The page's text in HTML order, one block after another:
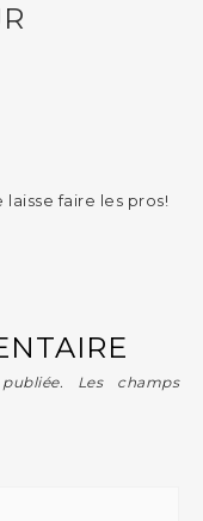
laisse faire les pros!
Les champs